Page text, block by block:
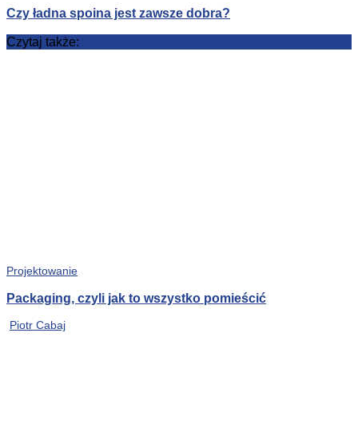
Czy ładna spoina jest zawsze dobra?
Czytaj także:
Projektowanie
Packaging, czyli jak to wszystko pomieścić
Piotr Cabaj